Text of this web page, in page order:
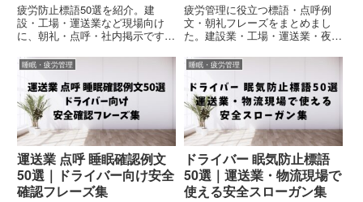
疲労防止標語50選を紹介。建
設・工場・運送業など現場向け
に、朝礼・点呼・社内掲示ですぐ
した。コピペOKで実務利用にも
対応。
疲労管理に役立つ標語・点呼例
文・朝礼フレーズをまとめまし
た。建設業・工場・運送業・夜勤
管理方法を紹介しています。
睡眠・疲労管理
運送業 点呼 睡眠確認例文
50選｜ドライバー向け安全
確認フレーズ集
睡眠・疲労管理
ドライバー 眠気防止標語
50選｜運送業・物流現場で
使える安全スローガン集